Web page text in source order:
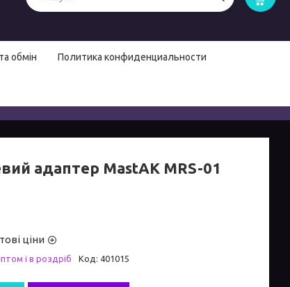
обмін Политика конфиденциальности
адаптер MastAK MRS-01
ціни
і в роздріб Код: 401015